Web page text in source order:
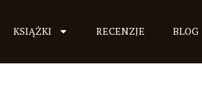
KSIĄŻKI RECENZJE BLOG